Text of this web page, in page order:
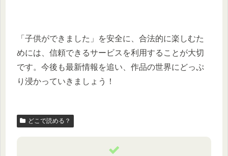
「子供ができました」を安全に、合法的に楽しむた
めには、信頼できるサービスを利用することが大切
です。今後も最新情報を追い、作品の世界にどっぷ
り浸かっていきましょう！
どこで読める？